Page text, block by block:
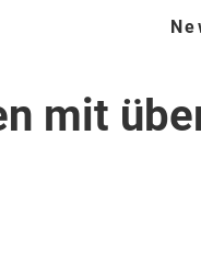
mit